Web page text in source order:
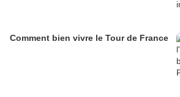
Comment bien vivre le Tour de France